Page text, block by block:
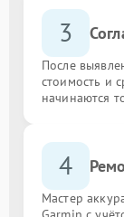
3
После
стоимость и
начинаются
4
Мастер